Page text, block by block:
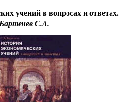
учений в вопросах и ответах.
Бартенев С.А.